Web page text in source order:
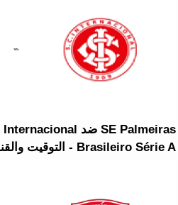
Brasileiro Série A - التوقيت والقنوات 2026-08-09